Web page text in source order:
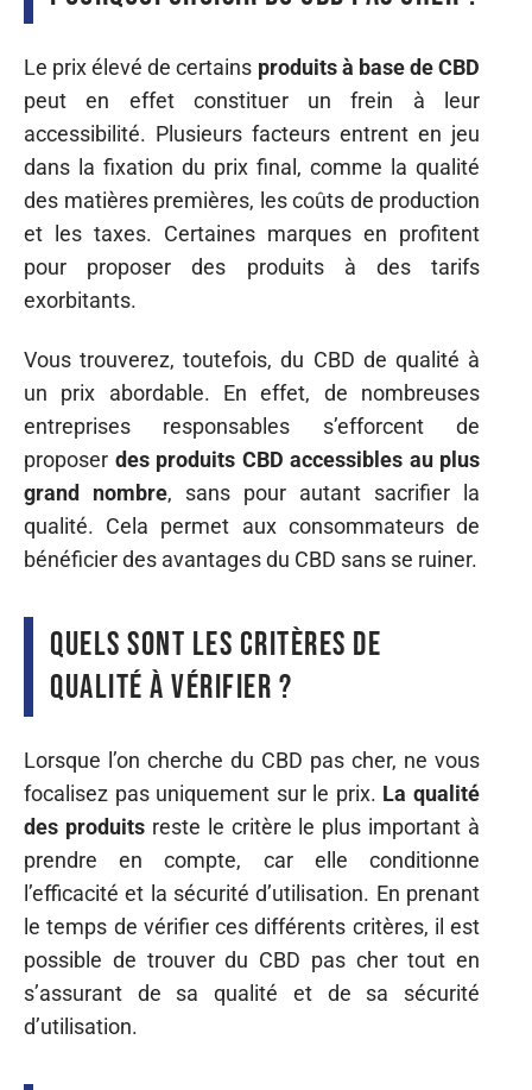
Le prix élevé de certains produits à base de CBD
peut en effet constituer un frein à leur
accessibilité. Plusieurs facteurs entrent en jeu
dans la fixation du prix final, comme la qualité
des matières premières, les coûts de production
et les taxes. Certaines marques en profitent
pour proposer des produits à des tarifs
exorbitants.
Vous trouverez, toutefois, du CBD de qualité à
un prix abordable. En effet, de nombreuses
entreprises responsables s’efforcent de
proposer des produits CBD accessibles au plus
grand nombre, sans pour autant sacrifier la
qualité. Cela permet aux consommateurs de
bénéficier des avantages du CBD sans se ruiner.
Quels sont les critères de
qualité à vérifier ?
Lorsque l’on cherche du CBD pas cher, ne vous
focalisez pas uniquement sur le prix. La qualité
des produitsreste le critère le plus important à
prendre en compte, car elle conditionne
l’efficacité et la sécurité d’utilisation. En prenant
le temps de vérifier ces différents critères, il est
possible de trouver du CBD pas cher tout en
s’assurant de sa qualité et de sa sécurité
d’utilisation.